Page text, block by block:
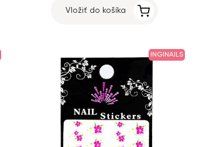
Vložiť do košíka
INGINAILS